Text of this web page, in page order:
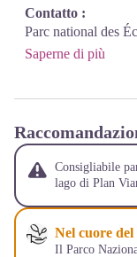
Contatto :
Parc national des
Saperne di più
Consigliabile
lago di Plan
Nel cuore
Il Parco